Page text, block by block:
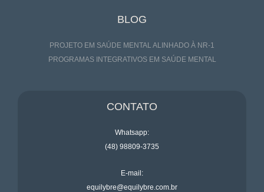
BLOG
PROJETO EM SAÚDE MENTAL ALINHADO À NR-1
PROGRAMAS INTEGRATIVOS EM SAÚDE MENTAL
CONTATO
Whatsapp:
(48) 98809-3735
E-mail:
equilybre@equilybre.com.br